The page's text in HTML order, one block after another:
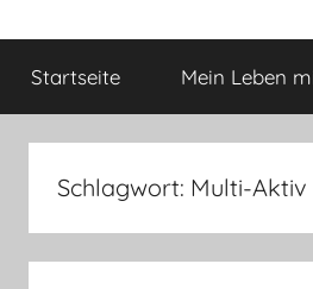
Yvis
Lifestyle
kleine
Lifestyle
Rezensionen,
Produkttests
und
Startseite Mein Leben
Schlagwort: Multi-Aktiv